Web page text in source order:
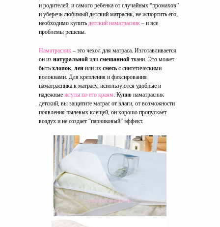
и родителей, и самого ребенка от случайных “промахов”
и уберечь любимый детский матрасик, не испортить его,
необходимо купить детский наматрасник – и все
проблемы решены.
Наматрасник – это чехол для матраса. Изготавливается
он из натуральной или смешанной ткани. Это может
быть хлопок, лен или их смесь с синтетическими
волокнами. Для крепления и фиксирования
наматрасника к матрасу, используются удобные и
надежные жгуты по его краям. Купив наматрасник
детский, вы защитите матрас от влаги, от возможности
появления пылевых клещей, он хорошо пропускает
воздух и не создает “парниковый” эффект.